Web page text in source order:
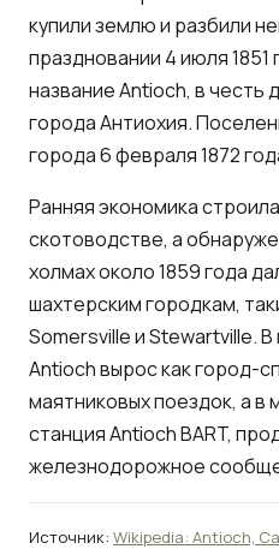
купили землю и разбили
праздновании 4 июля 1851
название Antioch, в честь
города Антиохия.
города 6 февраля 1872
Ранняя экономика
скотоводстве, а
холмах около 1859 года
шахтерским городкам,
Somersville и Stewartville.
Antioch вырос как город-
маятниковых поездок, а в
станция Antioch BART,
железнодорожное
Источник: Wikipedia: Antioch,